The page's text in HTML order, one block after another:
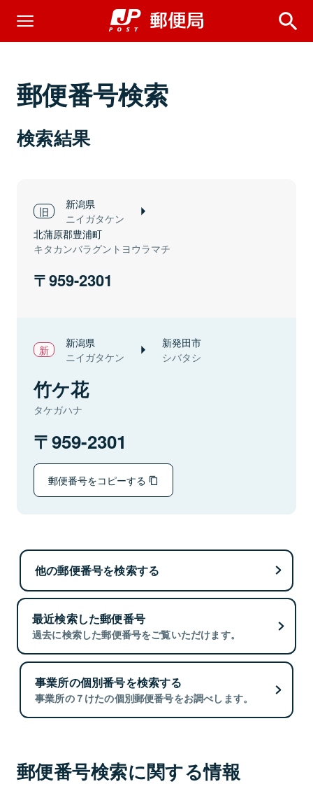
郵便番号検索
検索結果
新潟県
ニイガタケン
北蒲原郡豊浦町
キタカンバラグントヨウラマチ
959-2301
新潟県
ニイガタケン
新発田市
シバタシ
竹ケ花
タケガハナ
959-2301
郵便番号をコピーする
他の郵便番号を検索する
最近検索した郵便番号
過去に検索した郵便番号をご覧いただけます。
事業所の個別番号を検索する
事業所の７けたの個別郵便番号をお調べします。
郵便番号検索に関する情報